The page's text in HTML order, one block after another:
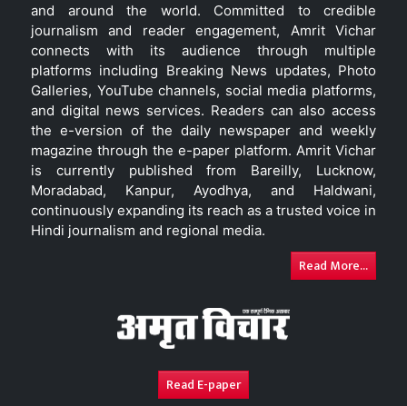
and around the world. Committed to credible
journalism and reader engagement, Amrit Vichar
connects with its audience through multiple
platforms including Breaking News updates, Photo
Galleries, YouTube channels, social media platforms,
and digital news services. Readers can also access
the e-version of the daily newspaper and weekly
magazine through the e-paper platform. Amrit Vichar
is currently published from Bareilly, Lucknow,
Moradabad, Kanpur, Ayodhya, and Haldwani,
continuously expanding its reach as a trusted voice in
Hindi journalism and regional media.
Read More...
Read E-paper